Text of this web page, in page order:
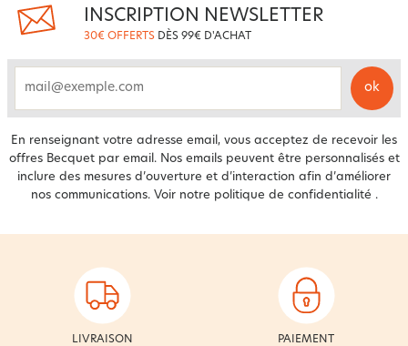
INSCRIPTION NEWSLETTER
30€ OFFERTS DÈS 99€ D'ACHAT
ok
En renseignant votre adresse email, vous acceptez de recevoir les
offres Becquet par email. Nos emails peuvent être personnalisés et
inclure des mesures d’ouverture et d’interaction afin d’améliorer
nos communications. Voir notre politique de confidentialité .
LIVRAISON
PAIEMENT